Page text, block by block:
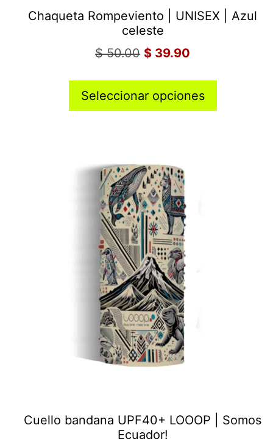
Chaqueta Rompeviento | UNISEX | Azul
celeste
$50.00 $ 39.90
Seleccionar opciones
Cuello bandana UPF40+ LOOOP | Somos
Ecuador!